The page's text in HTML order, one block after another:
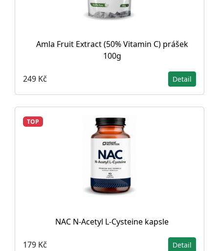
Amla Fruit Extract (50% Vitamin C) prášek
100g
249 Kč Detail
TOP
NAC N-Acetyl L-Cysteine ​​kapsle
179 Kč Detail